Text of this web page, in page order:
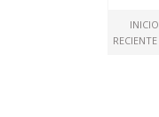
INICIO
RECIENTE